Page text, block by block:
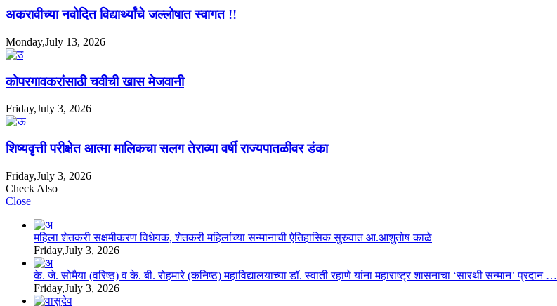
अकरावीच्या नवोदित विद्यार्थ्यांचे जल्लोषात स्वागत !!
Monday,July 13, 2026
कोपरगावकरांसाठी चवीची खास मेजवानी
Friday,July 3, 2026
शिष्यवृत्ती परीक्षेत आत्मा मालिकचा सलग तेराव्या वर्षी राज्यपातळीवर डंका
Friday,July 3, 2026
Check Also
Close
महिला शेतकरी सक्षमीकरण विधेयक, शेतकरी महिलांच्या सन्मानाची ऐतिहासिक सुरुवात आ.आशुतोष काळे
Friday,July 3, 2026
के. जे. सोमैया (वरिष्ठ) व के. बी. रोहमारे (कनिष्ठ) महाविद्यालयाच्या डॉ. स्वाती रहाणे यांना महाराष्ट्र शासनाचा ‘सारथी सन्मान’ प्रदान …
Friday,July 3, 2026